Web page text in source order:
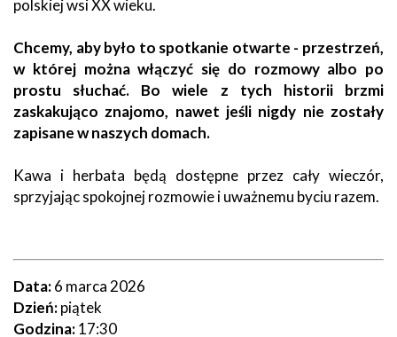
polskiej wsi XX wieku.
Chcemy, aby było to spotkanie otwarte - przestrzeń,
w której można włączyć się do rozmowy albo po
prostu słuchać. Bo wiele z tych historii brzmi
zaskakująco znajomo, nawet jeśli nigdy nie zostały
zapisane w naszych domach.
Kawa i herbata będą dostępne przez cały wieczór,
sprzyjając spokojnej rozmowie i uważnemu byciu razem.
Data:6 marca 2026
Dzień:piątek
Godzina:17:30